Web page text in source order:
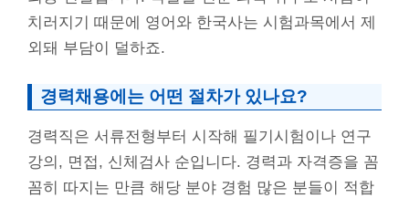
치러지기 때문에 영어와 한국사는 시험과목에서 제
외돼 부담이 덜하죠.
경력채용에는 어떤 절차가 있나요?
경력직은 서류전형부터 시작해 필기시험이나 연구
강의, 면접, 신체검사 순입니다. 경력과 자격증을 꼼
꼼히 따지는 만큼 해당 분야 경험 많은 분들이 적합